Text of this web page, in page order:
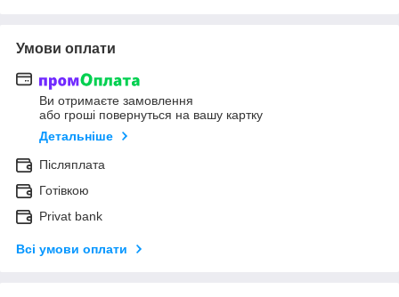
Умови оплати
Ви отримаєте замовлення
або гроші повернуться на вашу картку
Детальніше
Післяплата
Готівкою
Privat bank
Всі умови оплати